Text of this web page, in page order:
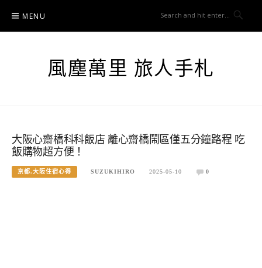
content
MENU
風塵萬里 旅人手札
大阪心齋橋科科飯店 離心齋橋鬧區僅五分鐘路程 吃
飯購物超方便！
京都.大阪住宿心得 SUZUKIHIRO 2025-05-10 0